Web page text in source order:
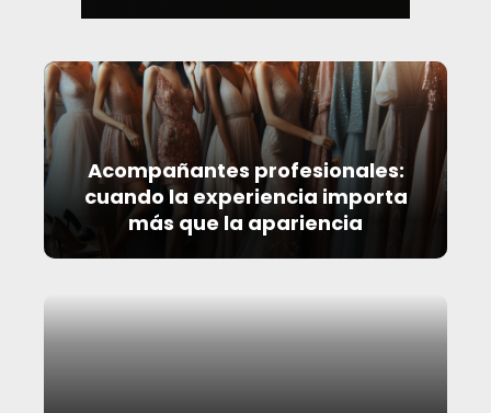
Acompañantes profesionales:
cuando la experiencia importa
más que la apariencia